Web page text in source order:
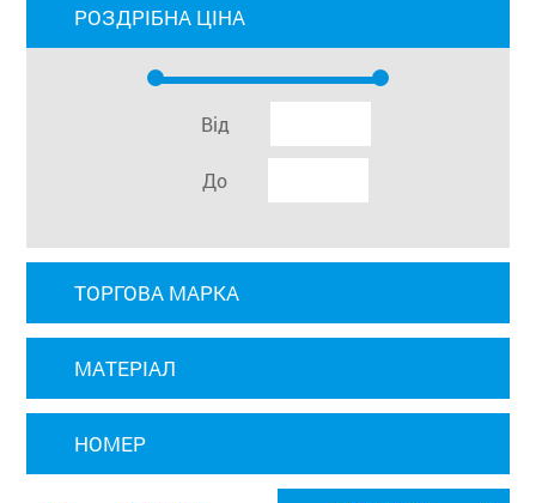
РОЗДРІБНА ЦІНА
Від
До
ТОРГОВА МАРКА
МАТЕРІАЛ
НОМЕР